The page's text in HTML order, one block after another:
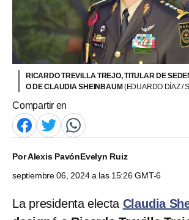
RICARDO TREVILLA TREJO, TITULAR DE
O DE CLAUDIA SHEINBAUM (EDUARDO DÍAZ /
Compartir en
PorAlexis PavónEvelyn Ruiz
septiembre 06, 2024 a las 15:26 GMT-6
La presidenta electa Claudia